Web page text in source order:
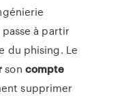
à partir
du phising. Le
son compte
supprimer